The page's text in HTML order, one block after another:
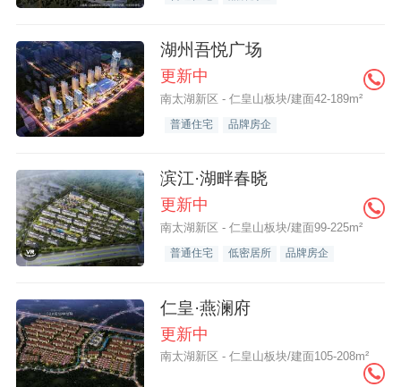
湖州吾悦广场
更新中
南太湖新区 - 仁皇山板块/建面42-189m²
普通住宅 品牌房企
滨江·湖畔春晓
更新中
南太湖新区 - 仁皇山板块/建面99-225m²
普通住宅 低密居所 品牌房企
仁皇·燕澜府
更新中
南太湖新区 - 仁皇山板块/建面105-208m²